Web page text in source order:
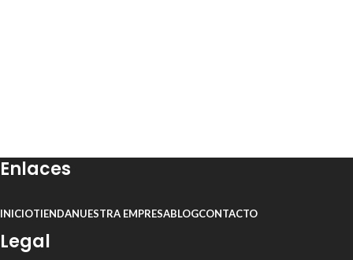
Enlaces
INICIOTIENDANUESTRA EMPRESABLOGCONTACTO
Legal